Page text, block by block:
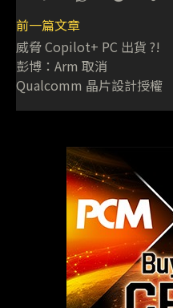
前一篇文章
威脅 Copilot+ PC 出貨 ?!
彭博：Arm 取消
Qualcomm 晶片設計授權